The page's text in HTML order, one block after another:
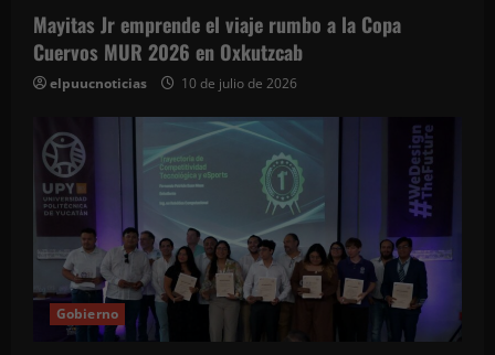
Mayitas Jr emprende el viaje rumbo a la Copa
Cuervos MUR 2026 en Oxkutzcab
elpuucnoticias 10 de julio de 2026
Gobierno